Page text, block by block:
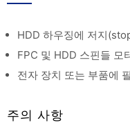
HDD 하우징에 저지
FPC 및 HDD 스핀들 모
전자 장치 또는 부품에
주의 사항